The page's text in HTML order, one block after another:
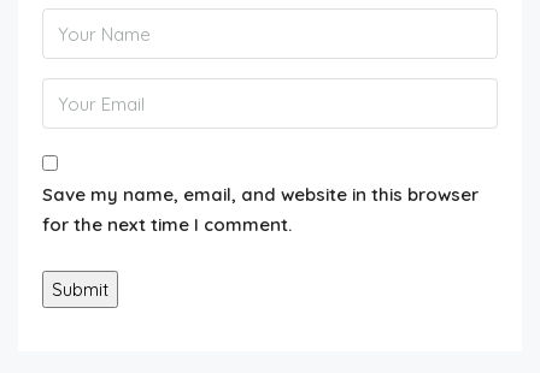
Save my name, email, and website in this browser
for the next time I comment.